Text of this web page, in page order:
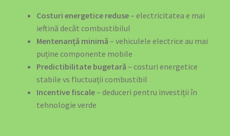
Stocată Inteligent
Backup Power – Niciodată Fără Curent
Cablu Type 2 pentru Încărcarea Mașinii Electrice – Ghid
Costuri energetice reduse– electricitatea e mai
ieftină decât combustibilul
Mentenanță minimă – vehiculele electrice au mai
puține componente mobile
Predictibilitate bugetară – costuri energetice
stabile vs fluctuații combustibil
Incentive fiscale– deduceri pentru investiții în
tehnologie verde